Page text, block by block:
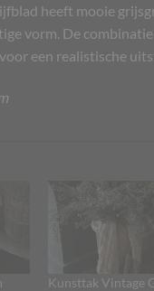
heeft mooie
vorm. De
een realistische
Kunsttak Vintage